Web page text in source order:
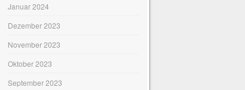
Januar 2024
Dezember 2023
November 2023
Oktober 2023
September 2023